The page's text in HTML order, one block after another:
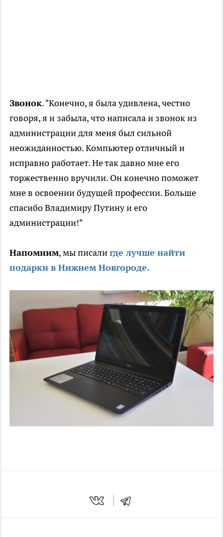
Звонок. "Конечно, я была удивлена, честно
говоря, я и забыла, что написала и звонок из
администрации для меня был сильной
неожиданностью. Компьютер отличный и
исправно работает. Не так давно мне его
торжественно вручили. Он конечно поможет
мне в освоении будущей профессии. Больше
спасибо Владимиру Путину и его
администрации!"
Напомним, мы писалигде лучше найти
подарки в Нижнем Новгороде.